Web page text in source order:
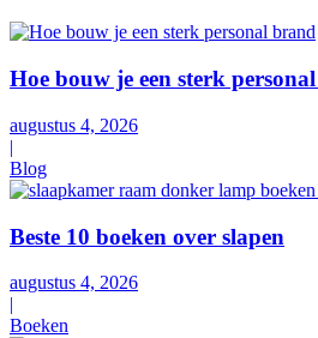
Hoe bouw je een sterk
augustus 4, 2026
|
Blog
Beste 10 boeken over slapen
augustus 4, 2026
|
Boeken